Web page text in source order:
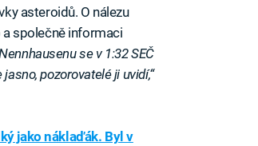
asteroidů. O nálezu
společně informaci
se v 1:32 SEČ
pozorovatelé ji uvidí,“
jako náklaďák. Byl v